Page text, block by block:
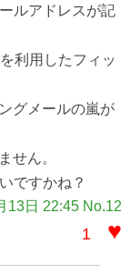
ルアドレスが記
利用したフィッ
グメールの嵐が
せん。
ですかね？
13日 22:45 No.12
1 ♥